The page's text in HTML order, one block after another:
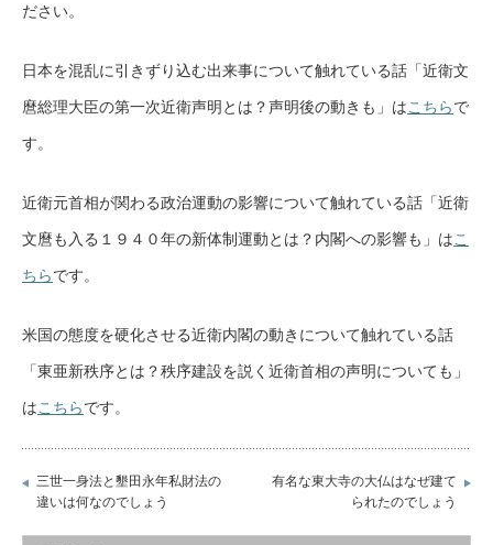
ださい。
日本を混乱に引きずり込む出来事について触れている話「近衛文
麿総理大臣の第一次近衛声明とは？声明後の動きも」はこちらで
す。
近衛元首相が関わる政治運動の影響について触れている話「近衛
文麿も入る１９４０年の新体制運動とは？内閣への影響も」はこ
ちらです。
米国の態度を硬化させる近衛内閣の動きについて触れている話
「東亜新秩序とは？秩序建設を説く近衛首相の声明についても」
はこちらです。
三世一身法と墾田永年私財法の
違いは何なのでしょう
有名な東大寺の大仏はなぜ建て
られたのでしょう